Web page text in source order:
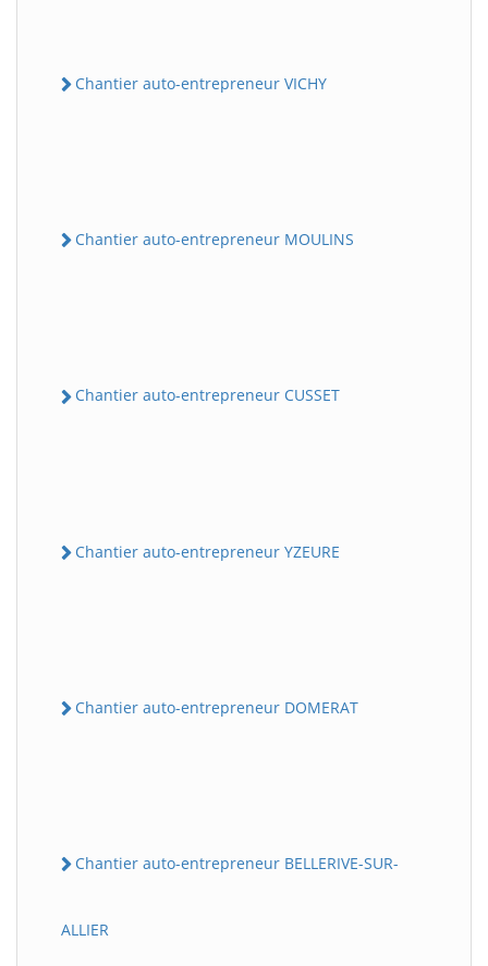
Chantier auto-entrepreneur VICHY
Chantier auto-entrepreneur MOULINS
Chantier auto-entrepreneur CUSSET
Chantier auto-entrepreneur YZEURE
Chantier auto-entrepreneur DOMERAT
Chantier auto-entrepreneur BELLERIVE-SUR-
ALLIER